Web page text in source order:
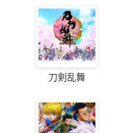
刀剣乱舞